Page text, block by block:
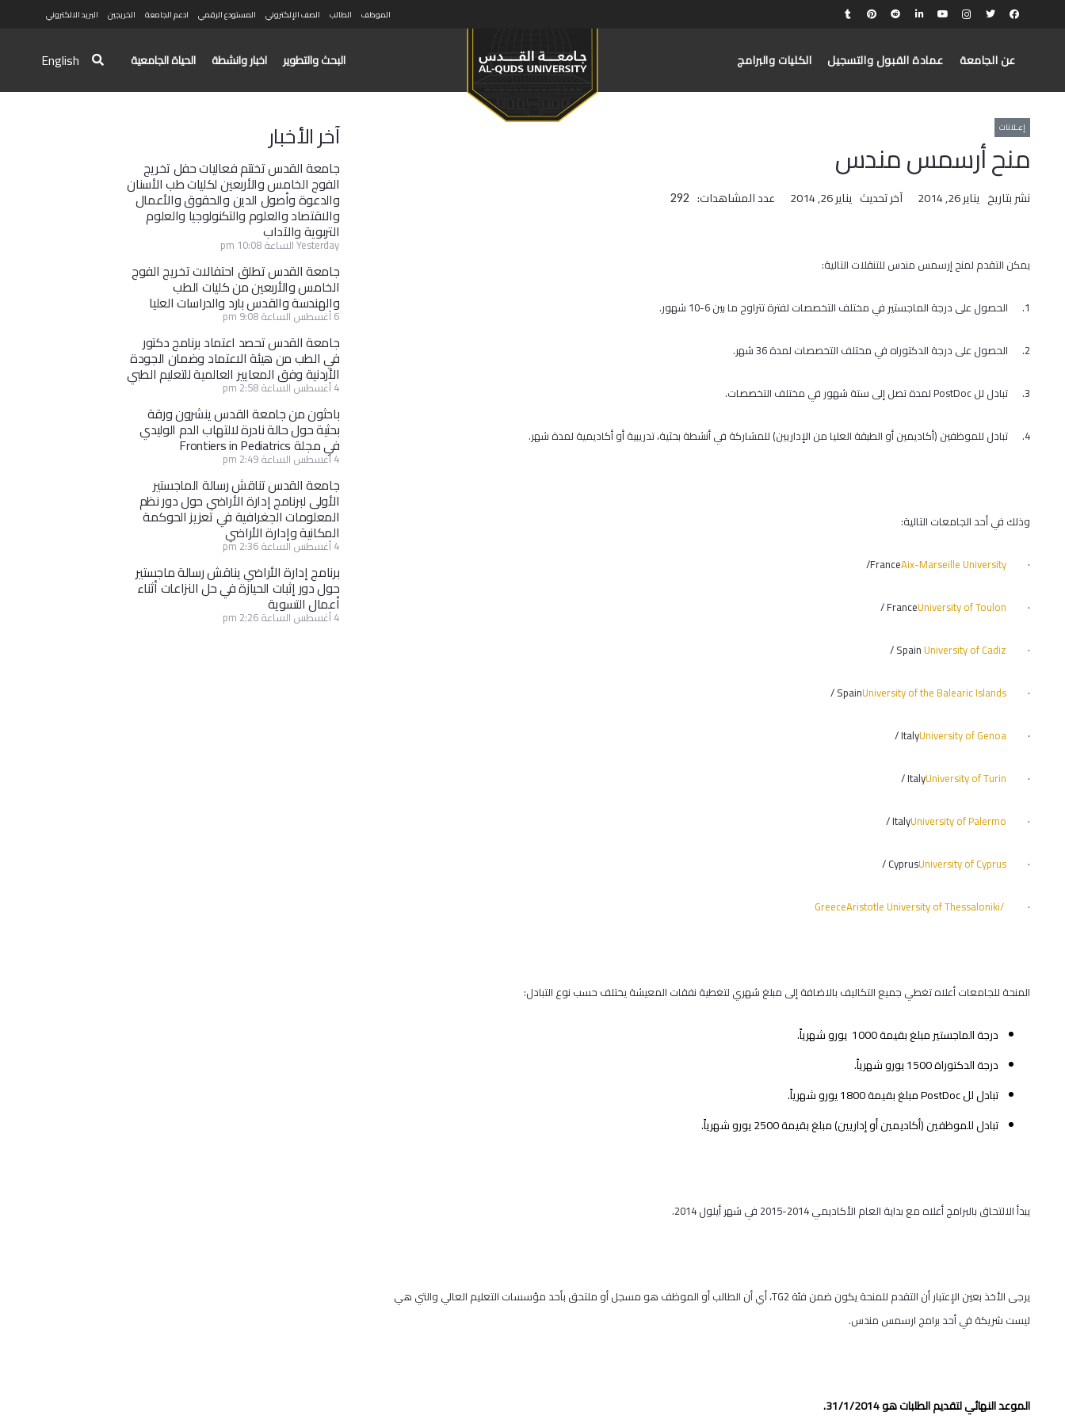
الموظف الطالب الصف الإلكتروني المستودع الرقمي ادعم الجامعة الخريجين البريد الالكتروني
عن الجامعة عمادة القبول والتسجيل الكليات والبرامج البحث والتطوير اخبار وانشطة الحياة الجامعية English
إعـلانات
منح أرسمس مندس
نشر بتاريخ يناير 26, 2014 آخر تحديث يناير 26, 2014 عدد المشاهدات: 292
يمكن التقدم لمنح إرسمس مندس للتنقلات التالية:
1. الحصول على درجة الماجستير في مختلف التخصصات لفترة تتراوح ما بين 6-10 شهور.
2. الحصول على درجة الدكتوراه في مختلف التخصصات لمدة 36 شهر.
3. تبادل لل PostDocلمدة تصل إلى ستة شهور في مختلف التخصصات.
4. تبادل للموظفين (أكاديمين أو الطبقة العليا من الإداريين) للمشاركة في أنشطة بحثية، تدريبية أو أكاديمية لمدة شهر.
وذلك في أحد الجامعات التالية:
·
Aix-Marseille University
/France
·
University of Toulon
/ France
·
University of Cadiz
/ Spain
·
University of the Balearic Islands
/ Spain
·
University of Genoa
/ Italy
·
University of Turin
/ Italy
·
University of Palermo
/ Italy
·
University of Cyprus
/ Cyprus
·
Aristotle University of Thessaloniki/
Greece
المنحة للجامعات أعلاه تغطي جميع التكاليف بالاضافة إلى مبلغ شهري لتغطية نفقات المعيشة يختلف حسب نوع التبادل:
درجة الماجستير مبلغ بقيمة 1000 يورو شهرياً.
درجة الدكتوراة 1500 يورو شهرياً.
تبادل للPostDocمبلغ بقيمة 1800 يورو شهرياً.
تبادل للموظفين (أكاديمين أو إداريين) مبلغ بقيمة 2500 يورو شهرياً.
يبدأ الالتحاق بالبرامج أعلاه مع بداية العام الأكاديمي 2014-2015 في شهر أيلول 2014.
يرجى الأخذ بعين الإعتبار أن التقدم للمنحة يكون ضمن فئةTG2، أي أن الطالب أو الموظف هو مسجل أو ملتحق بأحد مؤسسات التعليم العالي والتي هي
ليست شريكة في أحد برامج ارسمس مندس.
الموعد النهائي لتقديم الطلبات هو 31/1/2014.
آخر الأخبار
جامعة القدس تختتم فعاليات حفل تخريج
الفوج الخامس والأربعين لكليات طب الأسنان
والدعوة وأصول الدين والحقوق والأعمال
والاقتصاد والعلوم والتكنولوجيا والعلوم
التربوية والآداب
Yesterday الساعة 10:08 pm
جامعة القدس تطلق احتفالات تخريج الفوج
الخامس والأربعين من كليات الطب
والهندسة والقدس بارد والدراسات العليا
6 أغسطس الساعة 9:08 pm
جامعة القدس تحصد اعتماد برنامج دكتور
في الطب من هيئة الاعتماد وضمان الجودة
الأردنية وفق المعايير العالمية للتعليم الطبي
4 أغسطس الساعة 2:58 pm
باحثون من جامعة القدس ينشرون ورقة
بحثية حول حالة نادرة لالتهاب الدم الوليدي
في مجلة Frontiers in Pediatrics
4 أغسطس الساعة 2:49 pm
جامعة القدس تناقش رسالة الماجستير
الأولى لبرنامج إدارة الأراضي حول دور نظم
المعلومات الجغرافية في تعزيز الحوكمة
المكانية وإدارة الأراضي
4 أغسطس الساعة 2:36 pm
برنامج إدارة الأراضي يناقش رسالة ماجستير
حول دور إثبات الحيازة في حل النزاعات أثناء
أعمال التسوية
4 أغسطس الساعة 2:26 pm